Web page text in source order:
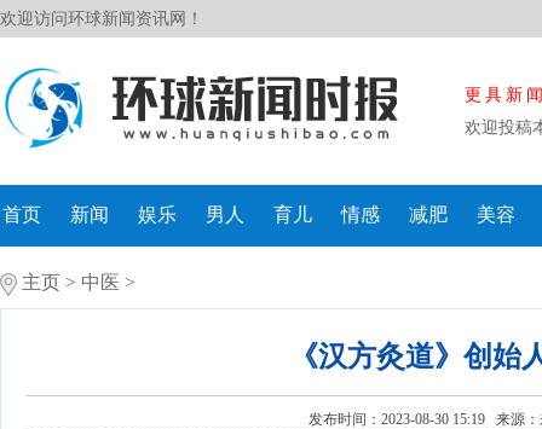
欢迎访问环球新闻资讯网！
更具新
欢迎投稿
首页 新闻 娱乐 男人 育儿 情感 减肥 美容
主页 > 中医 >
《汉方灸道》创
发布时间：2023-08-30 15:19 来源：